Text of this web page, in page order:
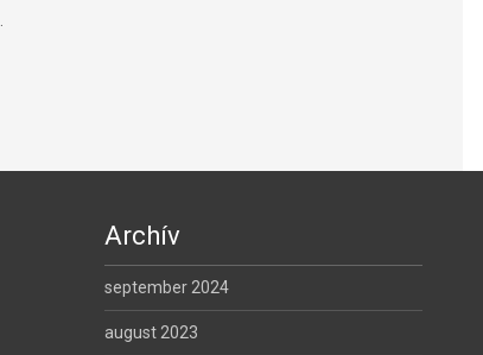
Archív
september 2024
august 2023